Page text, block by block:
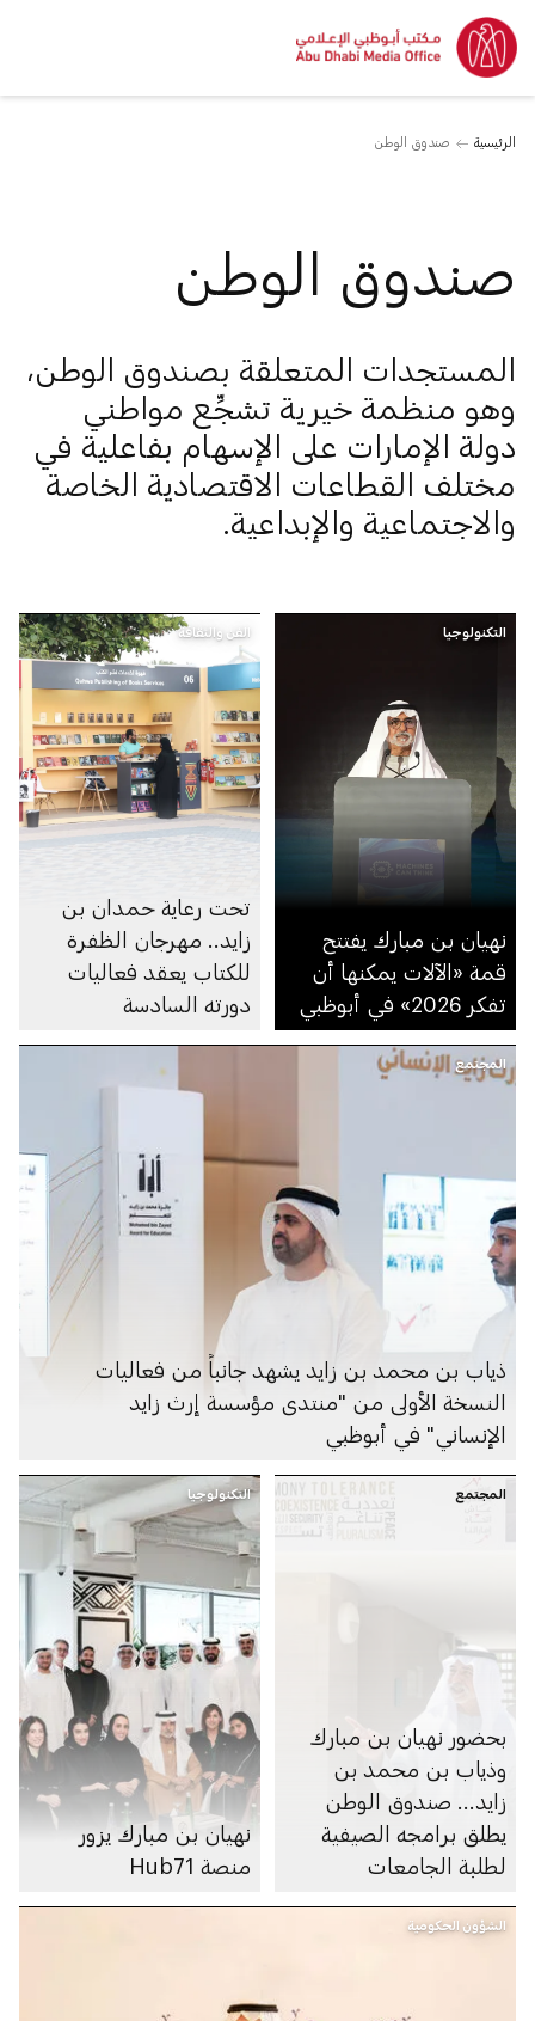
الرئيسية صندوق الوطن
صندوق الوطن
المستجدات المتعلقة بصندوق الوطن،
وهو منظمة خيرية تشجِّع مواطني
دولة الإمارات على الإسهام بفاعلية في
مختلف القطاعات الاقتصادية الخاصة
والاجتماعية والإبداعية.
التكنولوجيا
نهيان بن مبارك يفتتح
قمة «الآلات يمكنها أن
تفكر 2026» في أبوظبي
الفن والثقافة
تحت رعاية حمدان بن
زايد.. مهرجان الظفرة
للكتاب يعقد فعاليات
دورته السادسة
المجتمع
ذياب بن محمد بن زايد يشهد جانباً من فعاليات
النسخة الأولى من "منتدى مؤسسة إرث زايد
الإنساني" في أبوظبي
المجتمع
بحضور نهيان بن مبارك
وذياب بن محمد بن
زايد... صندوق الوطن
يطلق برامجه الصيفية
لطلبة الجامعات
التكنولوجيا
نهيان بن مبارك يزور
منصة Hub71
الشؤون الحكومية